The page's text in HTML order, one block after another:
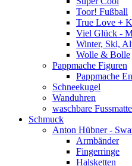
Toor! Fußball
True Love +
Viel Glück -
Winter, Ski,
Wolle & Bolle
Pappmache Figuren
Pappmache
Schneekugel
Wanduhren
waschbare
Schmuck
Anton Hübner -
Armbänder
Fingerringe
Halsketten